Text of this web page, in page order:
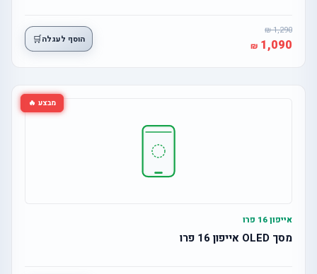
1,290
1,090 הוסף לעגלה🛒
מבצע 🔥
אייפון 16 פרו
מסך OLED אייפון 16 פרו